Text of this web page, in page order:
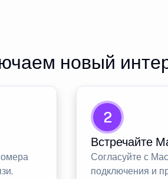
новый
2
Встречайте
Согласуйте с
подключения и